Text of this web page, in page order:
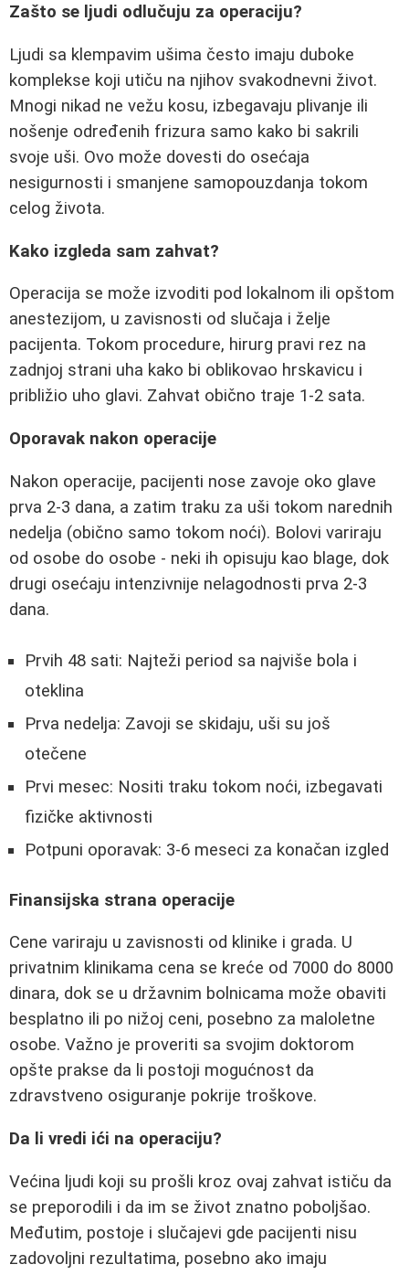
Zašto se ljudi odlučuju za operaciju?
Ljudi sa klempavim ušima često imaju duboke
komplekse koji utiču na njihov svakodnevni život.
Mnogi nikad ne vežu kosu, izbegavaju plivanje ili
nošenje određenih frizura samo kako bi sakrili
svoje uši. Ovo može dovesti do osećaja
nesigurnosti i smanjene samopouzdanja tokom
celog života.
Kako izgleda sam zahvat?
Operacija se može izvoditi pod lokalnom ili opštom
anestezijom, u zavisnosti od slučaja i želje
pacijenta. Tokom procedure, hirurg pravi rez na
zadnjoj strani uha kako bi oblikovao hrskavicu i
približio uho glavi. Zahvat obično traje 1-2 sata.
Oporavak nakon operacije
Nakon operacije, pacijenti nose zavoje oko glave
prva 2-3 dana, a zatim traku za uši tokom narednih
nedelja (obično samo tokom noći). Bolovi variraju
od osobe do osobe - neki ih opisuju kao blage, dok
drugi osećaju intenzivnije nelagodnosti prva 2-3
dana.
Prvih 48 sati: Najteži period sa najviše bola i
oteklina
Prva nedelja: Zavoji se skidaju, uši su još
otečene
Prvi mesec: Nositi traku tokom noći, izbegavati
fizičke aktivnosti
Potpuni oporavak: 3-6 meseci za konačan izgled
Finansijska strana operacije
Cene variraju u zavisnosti od klinike i grada. U
privatnim klinikama cena se kreće od 7000 do 8000
dinara, dok se u državnim bolnicama može obaviti
besplatno ili po nižoj ceni, posebno za maloletne
osobe. Važno je proveriti sa svojim doktorom
opšte prakse da li postoji mogućnost da
zdravstveno osiguranje pokrije troškove.
Da li vredi ići na operaciju?
Većina ljudi koji su prošli kroz ovaj zahvat ističu da
se preporodili i da im se život znatno poboljšao.
Međutim, postoje i slučajevi gde pacijenti nisu
zadovoljni rezultatima, posebno ako imaju